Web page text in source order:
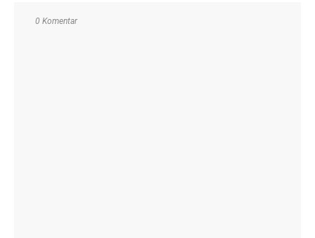
0 Komentar